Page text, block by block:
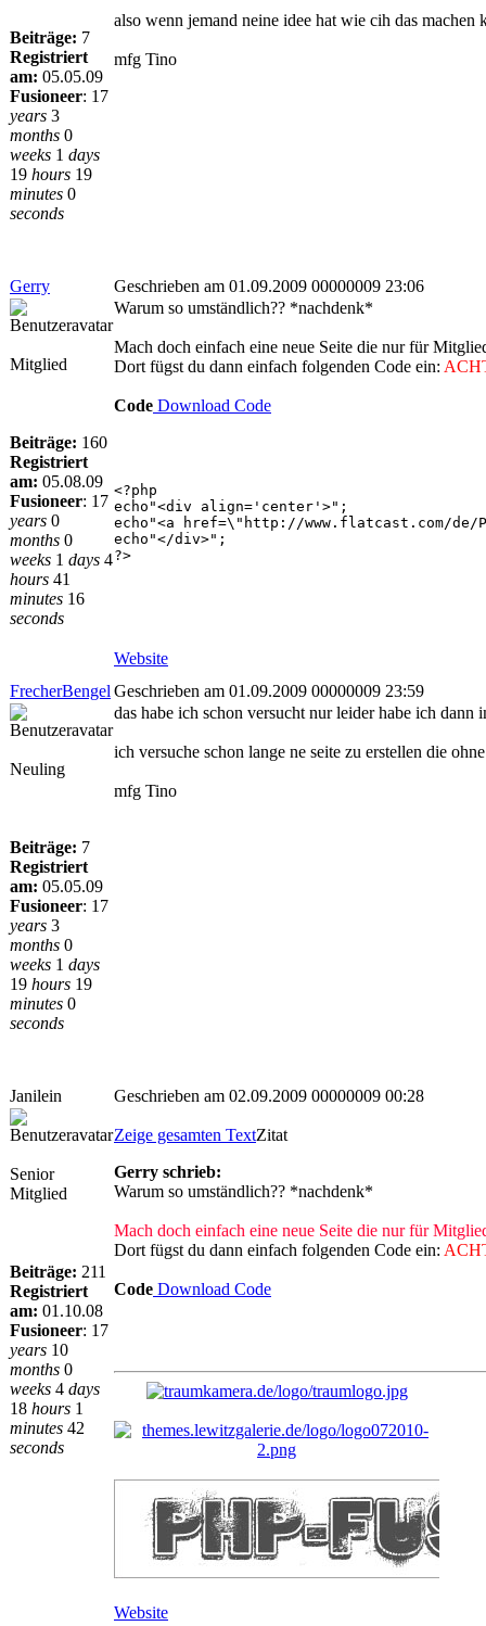
Beiträge: 7
Registriert
am: 05.05.09
Fusioneer: 17
years 3
months 0
weeks 1 days
19 hours 19
minutes 0
seconds
also wenn jemand neine idee hat wie cih das machen
mfg Tino
Gerry Geschrieben am 01.09.2009 00000009 23:06
Mitglied
Beiträge: 160
Registriert
am: 05.08.09
Fusioneer: 17
years 0
months 0
weeks 1 days 4
hours 41
minutes 16
seconds
Warum so umständlich?? *nachdenk*
Mach doch einfach eine neue Seite die nur für
Dort fügst du dann einfach folgenden Code ein:
Code Download Code
<?php
echo"<div align='center'>";
echo"<a href=\"http://www.flatcast.com/de/
echo"</div>";
?>
Website
FrecherBengel Geschrieben am 01.09.2009 00000009 23:59
Neuling
Beiträge: 7
Registriert
am: 05.05.09
Fusioneer: 17
years 3
months 0
weeks 1 days
19 hours 19
minutes 0
seconds
das habe ich schon versucht nur leider habe ich
ich versuche schon lange ne seite zu erstellen die
mfg Tino
Janilein Geschrieben am 02.09.2009 00000009 00:28
Senior
Mitglied
Beiträge: 211
Registriert
am: 01.10.08
Fusioneer: 17
years 10
months 0
weeks 4 days
18 hours 1
minutes 42
seconds
Zeige gesamten TextZitat
Gerry schrieb:
Warum so umständlich?? *nachdenk*
Mach doch einfach eine neue Seite die nur für
Dort fügst du dann einfach folgenden Code ein:
Code Download Code
<?php
echo"<div align='center'>";
echo"</div>";
?>
Website